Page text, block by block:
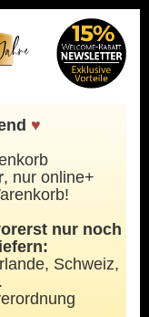
♥
, nur online+
nur noch
Schweiz,